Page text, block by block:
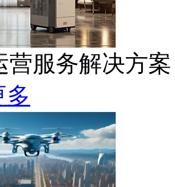
营服务解决方案
多